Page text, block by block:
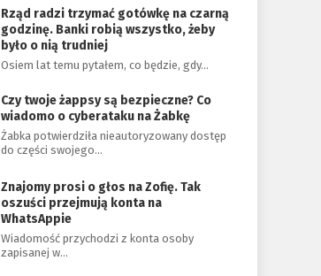
Rząd radzi trzymać gotówkę na czarną
godzinę. Banki robią wszystko, żeby
było o nią trudniej
Osiem lat temu pytałem, co będzie, gdy…
Czy twoje żappsy są bezpieczne? Co
wiadomo o cyberataku na Żabkę
Żabka potwierdziła nieautoryzowany dostęp
do części swojego…
Znajomy prosi o głos na Zofię. Tak
oszuści przejmują konta na
WhatsAppie
Wiadomość przychodzi z konta osoby
zapisanej w…